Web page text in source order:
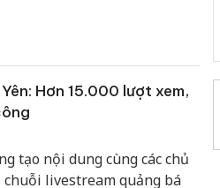
Hơn 15.000 lượt xem,
tạo nội dung cùng các chủ
livestream quảng bá